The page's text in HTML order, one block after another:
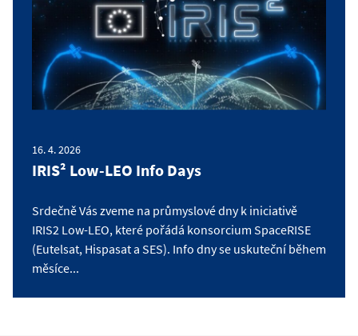
16. 4. 2026
IRIS² Low-LEO Info Days
Srdečně Vás zveme na průmyslové dny k iniciativě
IRIS2 Low-LEO, které pořádá konsorcium SpaceRISE
(Eutelsat, Hispasat a SES). Info dny se uskuteční během
měsíce...